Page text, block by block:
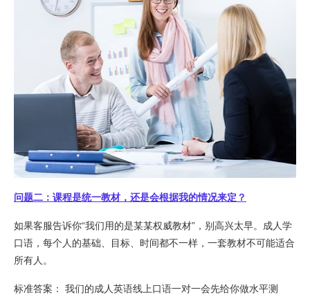
问题二：课程是统一教材，还是会根据我的情况来定？
如果客服告诉你“我们用的是某某权威教材”，别高兴太早。成人学
口语，每个人的基础、目标、时间都不一样，一套教材不可能适合
所有人。
标准答案： 我们的成人英语线上口语一对一会先给你做水平测